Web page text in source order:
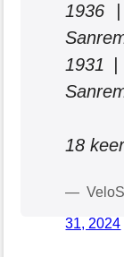
1936 |
1931 |
18
—
31, 2024